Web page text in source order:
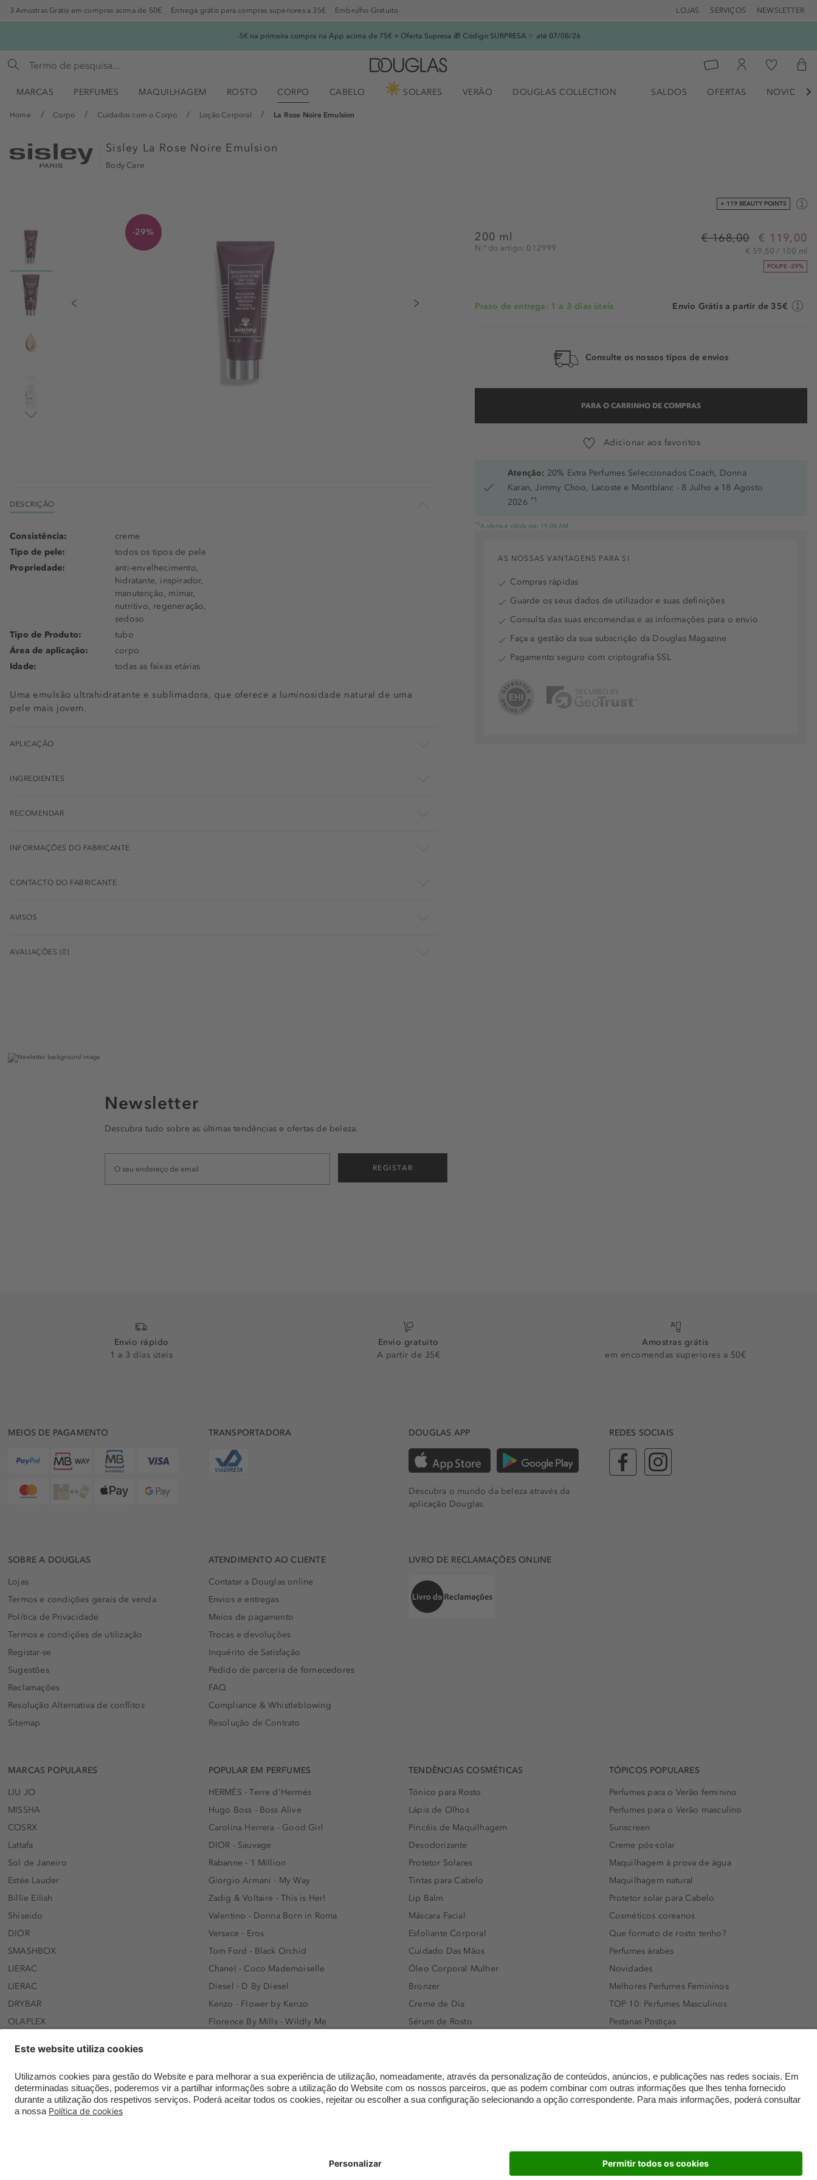
3 Amostras Grátis em compras acima de 50€ Entrega grátis para compras superiores a 35€ Embrulho Gratuito LOJAS SERVIÇOS NEWSLETTER
-5€ na primeira compra na App acima de 75€ + Oferta Supresa 🎁 Código SURPRESA ✨ até 07/08/26
MARCAS PERFUMES MAQUILHAGEM ROSTO CORPO CABELO SOLARES VERÃO DOUGLAS COLLECTION SALDOS OFERTAS 
Home Corpo Cuidados com o Corpo Loção Corporal La Rose Noire Emulsion
Sisley La Rose Noire Emulsion
Body Care
+ 119 BEAUTY POINTS
-29% 200 ml
N.° do artigo: 012999
€ 168,00 € 119,00
€ 59,50 / 100 ml
POUPE -29%
Prazo de entrega: 1 a 3 dias úteis Envio Grátis a partir de 35€
Consulte os nossos tipos de envios
PARA O CARRINHO DE COMPRAS
Adicionar aos favoritos
Atenção: 20% Extra Perfumes Seleccionados Coach, Donna
Karan, Jimmy Choo, Lacoste e Montblanc - 8 Julho a 18 Agosto
2026 *1
*1 A oferta é válida até: 19.08.AM
DESCRIÇÃO
Uma emulsão ultrahidratante e sublimadora, que oferece a luminosidade natural de uma
pele mais jovem.
Consistência:
creme
Tipo de pele:
todos os tipos de pele
Propriedade:
anti-envelhecimento,
hidratante, inspirador,
manutenção, mimar,
nutritivo, regeneração,
sedoso
Tipo de Produto:
tubo
Área de aplicação:
corpo
Idade:
todas as faixas etárias
APLICAÇÃO
INGREDIENTES
RECOMENDAR
INFORMAÇÕES DO FABRICANTE
CONTACTO DO FABRICANTE
AVISOS
AVALIAÇÕES (0)
AS NOSSAS VANTAGENS PARA SI
Compras rápidas
Guarde os seus dados de utilizador e suas definições
Consulta das suas encomendas e as informações para o envio
Faça a gestão da sua subscrição da Douglas Magazine
Pagamento seguro com criptografia SSL
Newsletter
Descubra tudo sobre as últimas tendências e ofertas de beleza.
REGISTAR
Envio rápido
1 a 3 dias úteis
Envio gratuito
A partir de 35€
Amostras grátis
em encomendas superiores a 50€
MEIOS DE PAGAMENTO TRANSPORTADORA DOUGLAS APP
Descubra o mundo da beleza através da
aplicação Douglas.
REDES SOCIAIS
SOBRE A DOUGLAS
Lojas
Termos e condições gerais de venda
Política de Privacidade
Termos e condições de utilização
Registar-se
Sugestões
Reclamações
Resolução Alternativa de conflitos
Sitemap
ATENDIMENTO AO CLIENTE
Contatar a Douglas online
Envios e entregas
Meios de pagamento
Trocas e devoluções
Inquérito de Satisfação
Pedido de parceria de fornecedores
FAQ
Compliance & Whistleblowing
Resolução de Contrato
LIVRO DE RECLAMAÇÕES ONLINE
MARCAS POPULARES
LIU JO
MISSHA
COSRX
Lattafa
Sol de Janeiro
Estée Lauder
Billie Eilish
Shiseido
DIOR
SMASHBOX
LIERAC
LIERAC
DRYBAR
OLAPLEX
ARMAF
Beauty of Joseon
NANOLASH
POPULAR EM PERFUMES
HERMÈS - Terre d'Hermés
Hugo Boss - Boss Alive
Carolina Herrera - Good Girl
DIOR - Sauvage
Rabanne - 1 Million
Giorgio Armani - My Way
Zadig & Voltaire - This is Her!
Valentino - Donna Born in Roma
Versace - Eros
Tom Ford - Black Orchid
Chanel - Coco Mademoiselle
Diesel - D By Diesel
Kenzo - Flower by Kenzo
Florence By Mills - Wildly Me
Davidoff - Cool Water Men
KHLOÉ KARDASHIAN - Xo Khloè
TENDÊNCIAS COSMÉTICAS
Tónico para Rosto
Lápis de Olhos
Pincéis de Maquilhagem
Desodorizante
Protetor Solares
Tintas para Cabelo
Lip Balm
Máscara Facial
Esfoliante Corporal
Cuidado Das Mãos
Óleo Corporal Mulher
Bronzer
Creme de Dia
Sérum de Rosto
Espuma de Limpeza Facial
Dermocosmética
TÓPICOS POPULARES
Perfumes para o Verão feminino
Perfumes para o Verão masculino
Sunscreen
Creme pós-solar
Maquilhagem à prova de água
Maquilhagem natural
Protetor solar para Cabelo
Cosméticos coreanos
Que formato de rosto tenho?
Perfumes árabes
Novidades
Melhores Perfumes Femininos
TOP 10: Perfumes Masculinos
Pestanas Postiças
Rímel colorido
Embalagens Sustentáveis
Trocas e devoluções © 2026 Perfumaria Douglas Portugal Lda.